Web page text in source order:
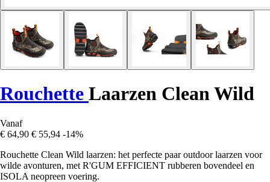
Rouchette Laarzen Clean Wild
Vanaf
€ 64,90 € 55,94 -14%
Rouchette Clean Wild laarzen: het perfecte paar outdoor laarzen voor
wilde avonturen, met R'GUM EFFICIENT rubberen bovendeel en
ISOLA neopreen voering.